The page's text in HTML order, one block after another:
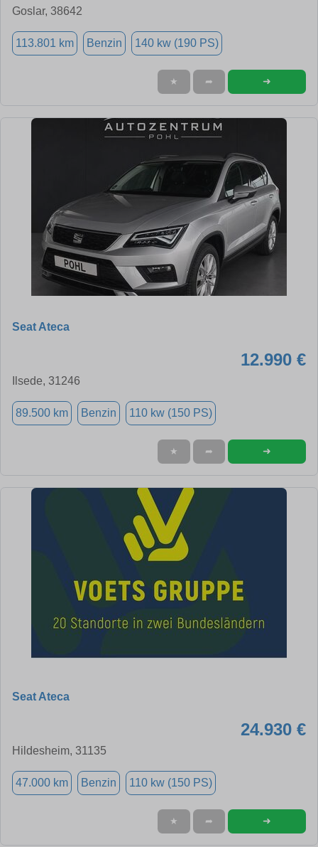
Goslar, 38642
113.801 km Benzin 140 kw (190 PS)
★ ➦ ➜
Seat Ateca
12.990 €
Ilsede, 31246
89.500 km Benzin 110 kw (150 PS)
★ ➦ ➜
Seat Ateca
24.930 €
Hildesheim, 31135
47.000 km Benzin 110 kw (150 PS)
★ ➦ ➜